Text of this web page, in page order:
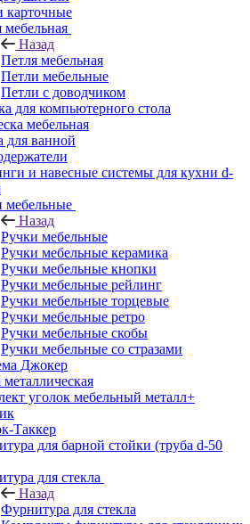
карточные
мебельная
Назад
Петля мебельная
Петли мебельные
Петли с доводчиком
для компьютерного стола
мебельная
для ванной
и навесные системы для кухни d-
мебельные
Назад
Ручки мебельные
Ручки мебельные керамика
Ручки мебельные кнопки
Ручки мебельные рейлинг
Ручки мебельные торцевые
Ручки мебельные ретро
Ручки мебельные скобы
Ручки мебельные со стразами
Джокер
металлическая
уголок мебельный металл+
Таккер
для барной стойки (труба d-50
для стекла
Назад
Фурнитура для стекла